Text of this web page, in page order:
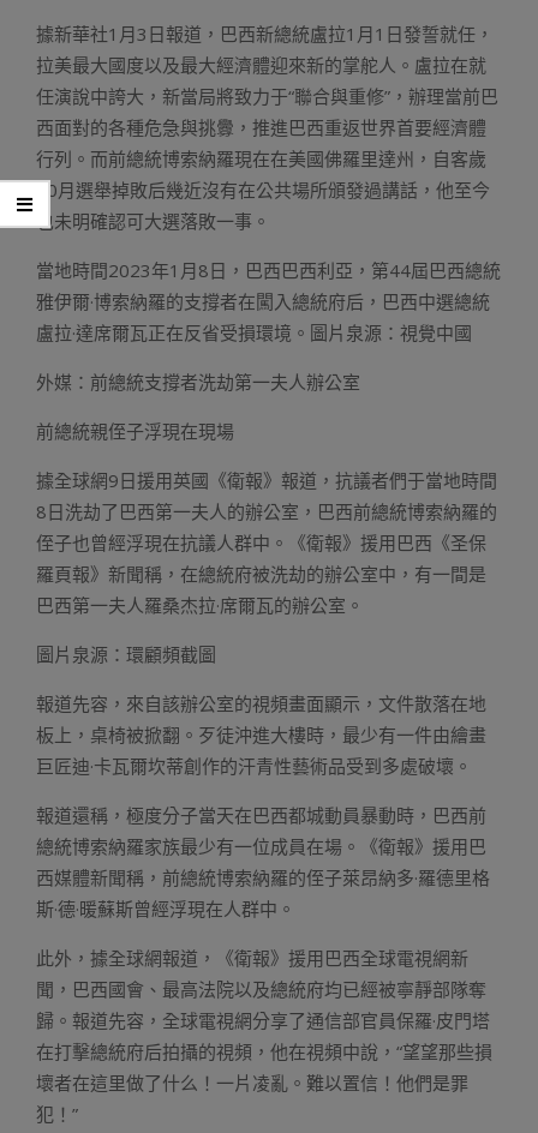
據新華社1月3日報道，巴西新總統盧拉1月1日發誓就任，
拉美最大國度以及最大經濟體迎來新的掌舵人。盧拉在就
任演說中誇大，新當局將致力于“聯合與重修”，辦理當前巴
西面對的各種危急與挑釁，推進巴西重返世界首要經濟體
行列。而前總統博索納羅現在在美國佛羅里達州，自客歲
10月選舉掉敗后幾近沒有在公共場所頒發過講話，他至今
也未明確認可大選落敗一事。
當地時間2023年1月8日，巴西巴西利亞，第44屆巴西總統
雅伊爾·博索納羅的支撐者在闖入總統府后，巴西中選總統
盧拉·達席爾瓦正在反省受損環境。圖片泉源：視覺中國
外媒：前總統支撐者洗劫第一夫人辦公室
前總統親侄子浮現在現場
據全球網9日援用英國《衛報》報道，抗議者們于當地時間
8日洗劫了巴西第一夫人的辦公室，巴西前總統博索納羅的
侄子也曾經浮現在抗議人群中。《衛報》援用巴西《圣保
羅頁報》新聞稱，在總統府被洗劫的辦公室中，有一間是
巴西第一夫人羅桑杰拉·席爾瓦的辦公室。
圖片泉源：環顧頻截圖
報道先容，來自該辦公室的視頻畫面顯示，文件散落在地
板上，桌椅被掀翻。歹徒沖進大樓時，最少有一件由繪畫
巨匠迪·卡瓦爾坎蒂創作的汗青性藝術品受到多處破壞。
報道還稱，極度分子當天在巴西都城動員暴動時，巴西前
總統博索納羅家族最少有一位成員在場。《衛報》援用巴
西媒體新聞稱，前總統博索納羅的侄子萊昂納多·羅德里格
斯·德·暖蘇斯曾經浮現在人群中。
此外，據全球網報道，《衛報》援用巴西全球電視網新
聞，巴西國會、最高法院以及總統府均已經被寧靜部隊奪
歸。報道先容，全球電視網分享了通信部官員保羅·皮門塔
在打擊總統府后拍攝的視頻，他在視頻中說，“望望那些損
壞者在這里做了什么！一片凌亂。難以置信！他們是罪
犯！”